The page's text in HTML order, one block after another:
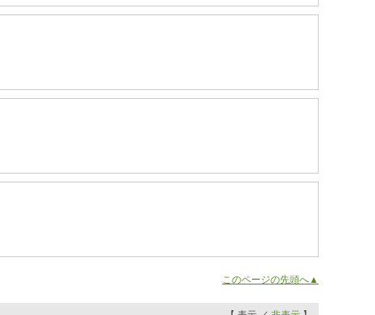
このページの先頭へ▲